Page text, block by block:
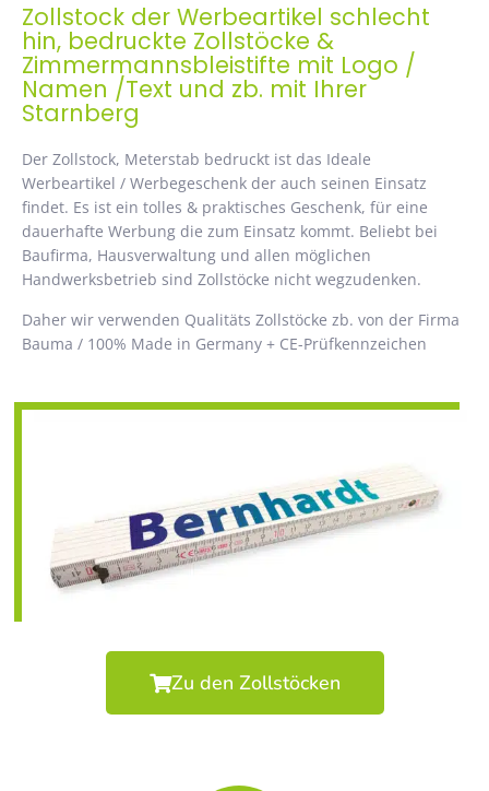
Zollstock der Werbeartikel schlecht
hin, bedruckte Zollstöcke &
Zimmermannsbleistifte mit Logo /
Namen /Text und zb. mit Ihrer
Starnberg
Der Zollstock, Meterstab bedruckt ist das Ideale
Werbeartikel / Werbegeschenk der auch seinen Einsatz
findet. Es ist ein tolles & praktisches Geschenk, für eine
dauerhafte Werbung die zum Einsatz kommt. Beliebt bei
Baufirma, Hausverwaltung und allen möglichen
Handwerksbetrieb sind Zollstöcke nicht wegzudenken.
Daher wir verwenden Qualitäts Zollstöcke zb. von der Firma
Bauma / 100% Made in Germany + CE-Prüfkennzeichen
Zu den Zollstöcken